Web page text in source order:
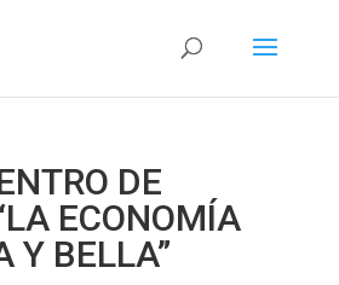
DE
ECONOMÍA
Y BELLA”